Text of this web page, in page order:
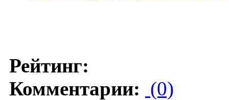
Рейтинг:
Комментарии: (0)